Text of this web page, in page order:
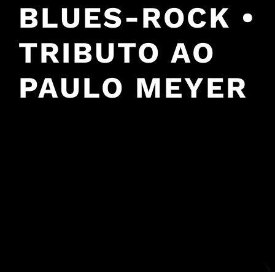
BLUES-ROCK •
TRIBUTO AO
PAULO MEYER